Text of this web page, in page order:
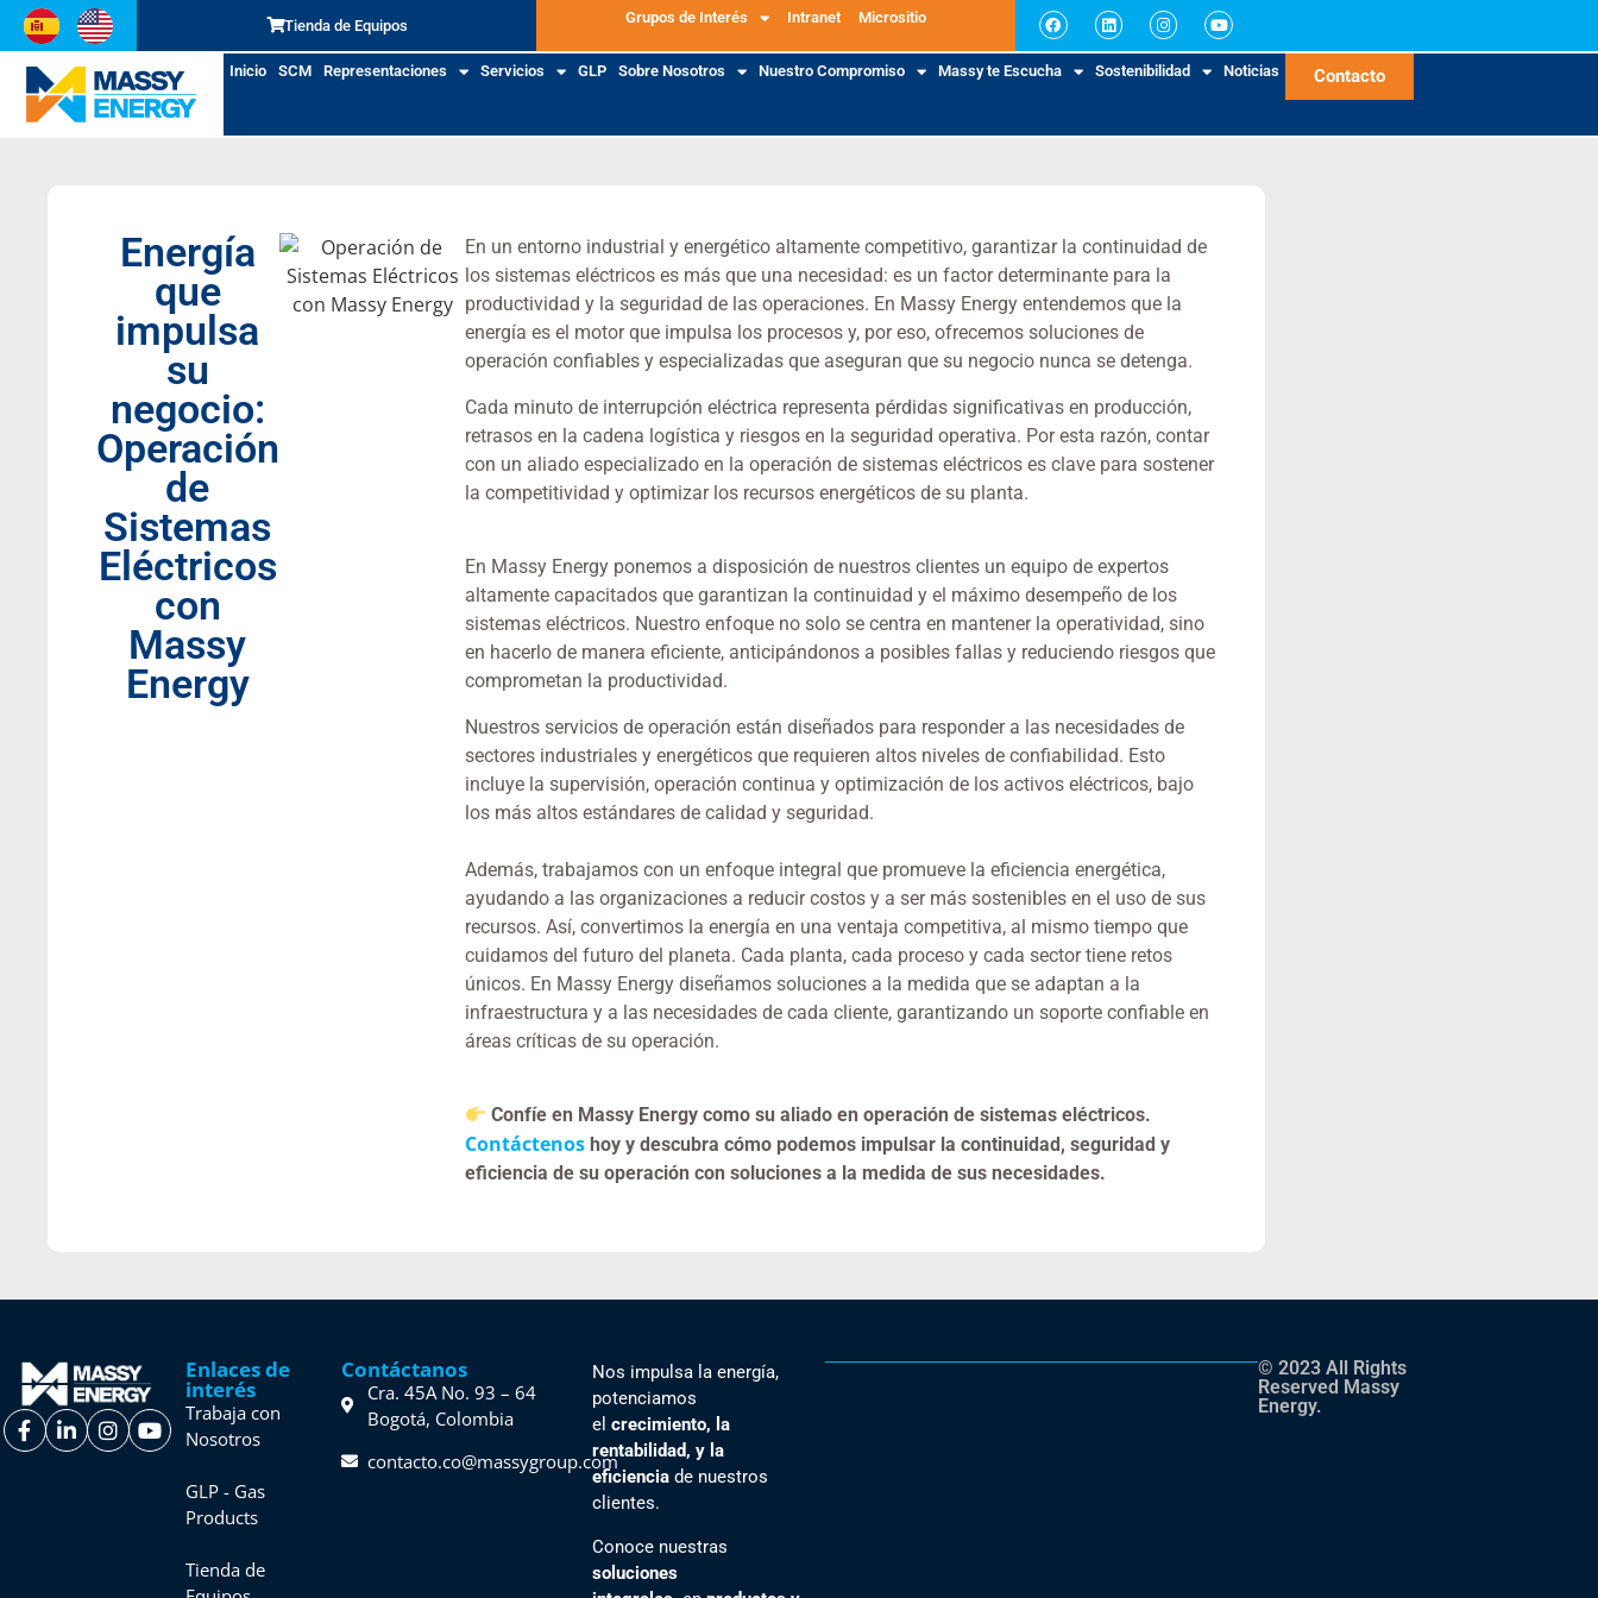
Tienda de Equipos Grupos de Interés Intranet Micrositio
Inicio SCM Representaciones Servicios GLP Sobre Nosotros Nuestro Compromiso Massy te Escucha Sostenibilidad Noticias Contacto
Energía
que
impulsa
su
negocio:
Operación
de
Sistemas
Eléctricos
con
Massy
Energy
En un entorno industrial y energético altamente competitivo, garantizar la continuidad de
los sistemas eléctricos es más que una necesidad: es un factor determinante para la
productividad y la seguridad de las operaciones. En Massy Energy entendemos que la
energía es el motor que impulsa los procesos y, por eso, ofrecemos soluciones de
operación confiables y especializadas que aseguran que su negocio nunca se detenga.
Cada minuto de interrupción eléctrica representa pérdidas significativas en producción,
retrasos en la cadena logística y riesgos en la seguridad operativa. Por esta razón, contar
con un aliado especializado en la operación de sistemas eléctricos es clave para sostener
la competitividad y optimizar los recursos energéticos de su planta.
En Massy Energy ponemos a disposición de nuestros clientes un equipo de expertos
altamente capacitados que garantizan la continuidad y el máximo desempeño de los
sistemas eléctricos. Nuestro enfoque no solo se centra en mantener la operatividad, sino
en hacerlo de manera eficiente, anticipándonos a posibles fallas y reduciendo riesgos que
comprometan la productividad.
Nuestros servicios de operación están diseñados para responder a las necesidades de
sectores industriales y energéticos que requieren altos niveles de confiabilidad. Esto
incluye la supervisión, operación continua y optimización de los activos eléctricos, bajo
los más altos estándares de calidad y seguridad.
Además, trabajamos con un enfoque integral que promueve la eficiencia energética,
ayudando a las organizaciones a reducir costos y a ser más sostenibles en el uso de sus
recursos. Así, convertimos la energía en una ventaja competitiva, al mismo tiempo que
cuidamos del futuro del planeta. Cada planta, cada proceso y cada sector tiene retos
únicos. En Massy Energy diseñamos soluciones a la medida que se adaptan a la
infraestructura y a las necesidades de cada cliente, garantizando un soporte confiable en
áreas críticas de su operación.
Confíe en Massy Energy como su aliado en operación de sistemas eléctricos.
Contáctenoshoy y descubra cómo podemos impulsar la continuidad, seguridad y
eficiencia de su operación con soluciones a la medida de sus necesidades.
Enlaces de
interés
Trabaja con
Nosotros
GLP - Gas
Products
Tienda de
Contáctanos
Cra. 45A No. 93 – 64
Bogotá, Colombia
contacto.co@massygroup.com
Nos impulsa la energía,
potenciamos
elcrecimiento, la
rentabilidad, y la
eficiencia de nuestros
clientes.
Conoce nuestras
soluciones
© 2023 All Rights
Reserved Massy
Energy.